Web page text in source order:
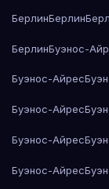
БерлинБерлин
БерлинБуэнос-
Буэнос-Айрес
Буэнос-Айрес
Буэнос-Айрес
Буэнос-Айрес